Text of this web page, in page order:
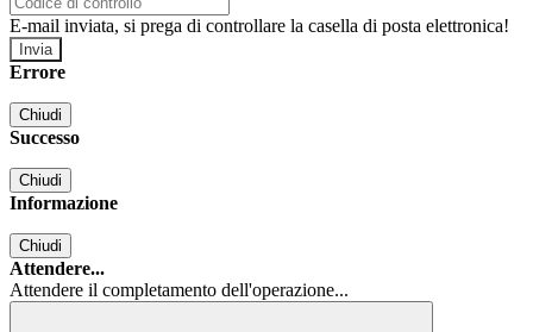
E-mail inviata, si prega di controllare la casella di posta elettronica!
Errore
Chiudi
Successo
Chiudi
Informazione
Chiudi
Attendere...
Attendere il completamento dell'operazione...